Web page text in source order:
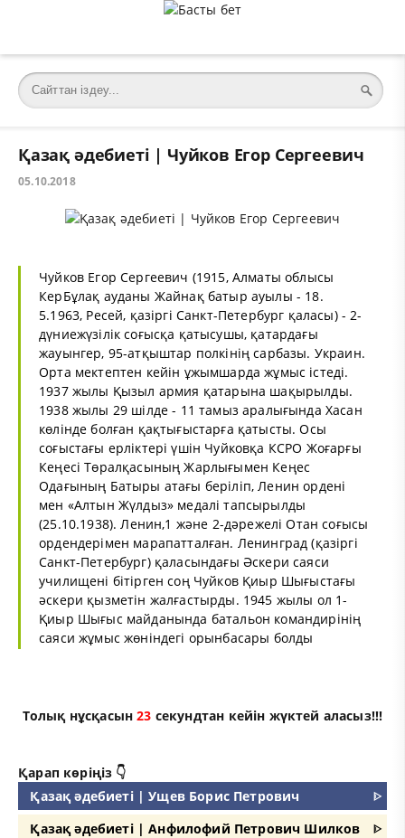
Қазақ әдебиеті | Чуйков Егор Сергеевич
05.10.2018
Чуйков Егор Сергеевич (1915, Алматы облысы
КерБұлақ ауданы Жайнақ батыр ауылы - 18.
5.1963, Ресей, қазіргі Санкт-Петербург қаласы) - 2-
дүниежүзілік соғысқа қатысушы, қатардағы
жауынгер, 95-атқыштар полкінің сарбазы. Украин.
Орта мектептен кейін ұжымшарда жұмыс істеді.
1937 жылы Қызыл армия қатарына шақырылды.
1938 жылы 29 шілде - 11 тамыз аралығында Хасан
көлінде болған қақтығыстарға қатысты. Осы
соғыстағы ерліктері үшін Чуйковқа КСРО Жоғарғы
Кеңесі Төралқасының Жарлығымен Кеңес
Одағының Батыры атағы беріліп, Ленин ордені
мен «Алтын Жүлдыз» медалі тапсырылды
(25.10.1938). Ленин,1 және 2-дәрежелі Отан соғысы
ордендерімен марапатталған. Ленинград (қазіргі
Санкт-Петербург) қаласындағы Әскери саяси
училищені бітірген соң Чуйков Қиыр Шығыстағы
әскери қызметін жалғастырды. 1945 жылы ол 1-
Қиыр Шығыс майданында батальон командирінің
саяси жұмыс жөніндегі орынбасары болды
Толық нұсқасын23 секундтан кейін жүктей аласыз!!!
Қарап көріңіз 👇
Қазақ әдебиеті | Ущев Борис Петрович
ᐈ
Қазақ әдебиеті | Анфилофий Петрович Шилков
ᐈ